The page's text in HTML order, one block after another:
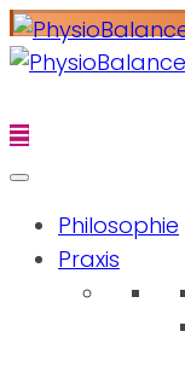
Philosophie
Praxis